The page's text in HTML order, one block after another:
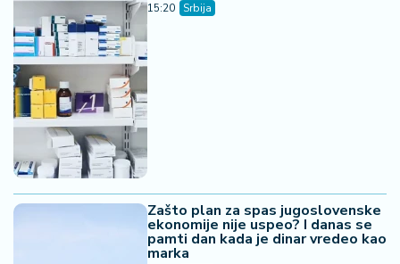
15:20 Srbija
Zašto plan za spas jugoslovenske
ekonomije nije uspeo? I danas se
pamti dan kada je dinar vredeo kao
marka